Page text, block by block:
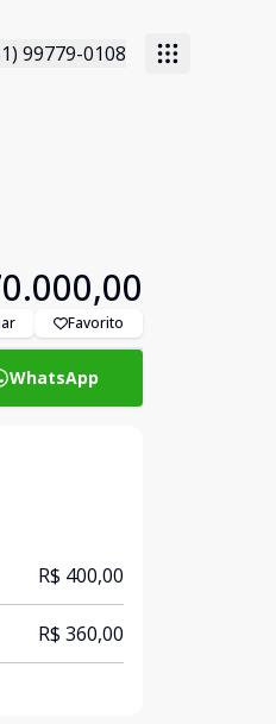
99779-0108
Favorito
WhatsApp
R$ 400,00
R$ 360,00